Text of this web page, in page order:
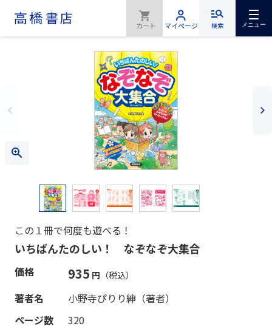
検索 メニュー
この１冊で何度も遊べる！
いちばんたのしい！ なぞなぞ大集合
価格 935 円 （税込）
著者名
小野寺ぴりり紳（著者）
ページ数
320